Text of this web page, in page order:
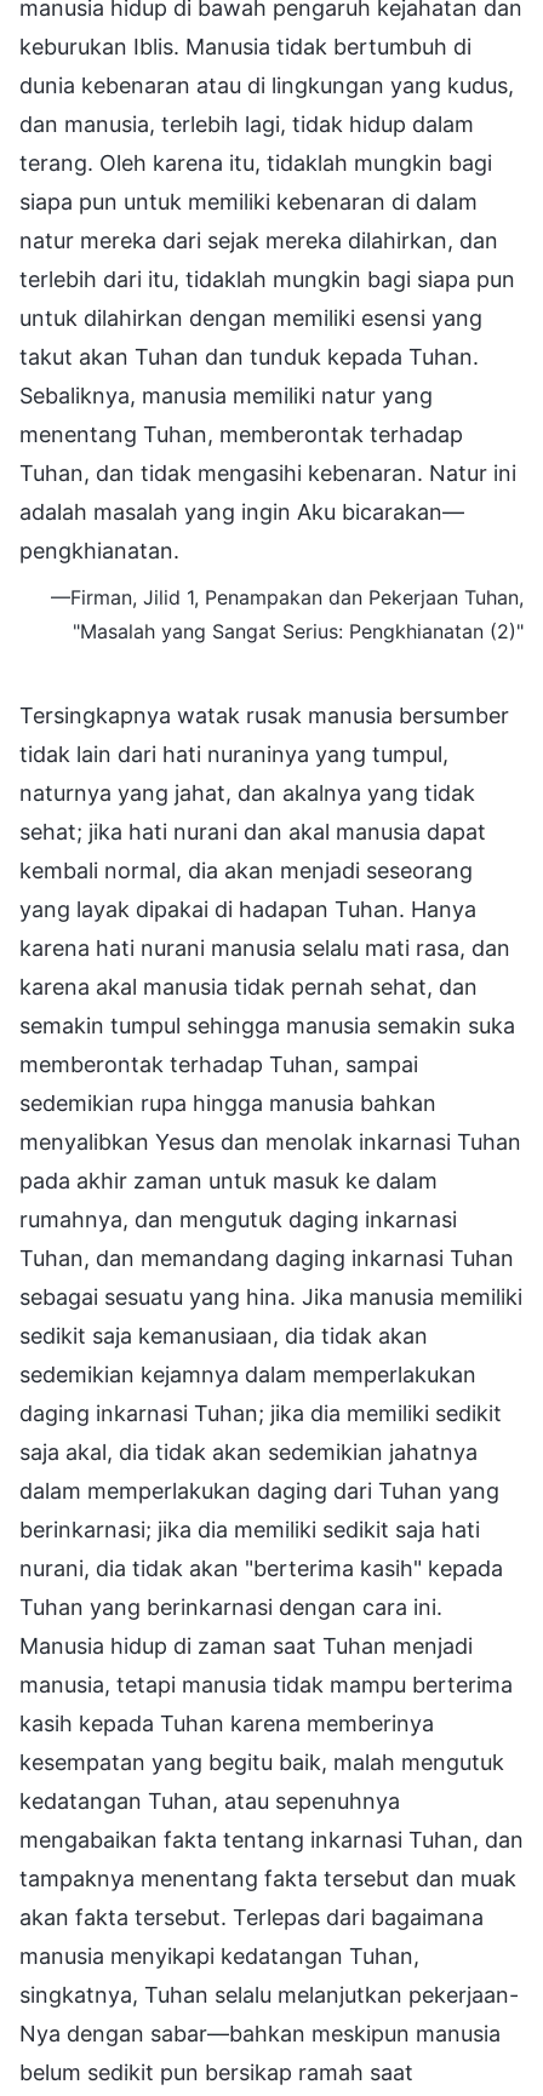
manusia hidup di bawah pengaruh kejahatan dan
keburukan Iblis. Manusia tidak bertumbuh di
dunia kebenaran atau di lingkungan yang kudus,
dan manusia, terlebih lagi, tidak hidup dalam
terang. Oleh karena itu, tidaklah mungkin bagi
siapa pun untuk memiliki kebenaran di dalam
natur mereka dari sejak mereka dilahirkan, dan
terlebih dari itu, tidaklah mungkin bagi siapa pun
untuk dilahirkan dengan memiliki esensi yang
takut akan Tuhan dan tunduk kepada Tuhan.
Sebaliknya, manusia memiliki natur yang
menentang Tuhan, memberontak terhadap
Tuhan, dan tidak mengasihi kebenaran. Natur ini
adalah masalah yang ingin Aku bicarakan—
pengkhianatan.
—Firman, Jilid 1, Penampakan dan Pekerjaan Tuhan,
"Masalah yang Sangat Serius: Pengkhianatan (2)"
Tersingkapnya watak rusak manusia bersumber
tidak lain dari hati nuraninya yang tumpul,
naturnya yang jahat, dan akalnya yang tidak
sehat; jika hati nurani dan akal manusia dapat
kembali normal, dia akan menjadi seseorang
yang layak dipakai di hadapan Tuhan. Hanya
karena hati nurani manusia selalu mati rasa, dan
karena akal manusia tidak pernah sehat, dan
semakin tumpul sehingga manusia semakin suka
memberontak terhadap Tuhan, sampai
sedemikian rupa hingga manusia bahkan
menyalibkan Yesus dan menolak inkarnasi Tuhan
pada akhir zaman untuk masuk ke dalam
rumahnya, dan mengutuk daging inkarnasi
Tuhan, dan memandang daging inkarnasi Tuhan
sebagai sesuatu yang hina. Jika manusia memiliki
sedikit saja kemanusiaan, dia tidak akan
sedemikian kejamnya dalam memperlakukan
daging inkarnasi Tuhan; jika dia memiliki sedikit
saja akal, dia tidak akan sedemikian jahatnya
dalam memperlakukan daging dari Tuhan yang
berinkarnasi; jika dia memiliki sedikit saja hati
nurani, dia tidak akan "berterima kasih" kepada
Tuhan yang berinkarnasi dengan cara ini.
Manusia hidup di zaman saat Tuhan menjadi
manusia, tetapi manusia tidak mampu berterima
kasih kepada Tuhan karena memberinya
kesempatan yang begitu baik, malah mengutuk
kedatangan Tuhan, atau sepenuhnya
mengabaikan fakta tentang inkarnasi Tuhan, dan
tampaknya menentang fakta tersebut dan muak
akan fakta tersebut. Terlepas dari bagaimana
manusia menyikapi kedatangan Tuhan,
singkatnya, Tuhan selalu melanjutkan pekerjaan-
Nya dengan sabar—bahkan meskipun manusia
belum sedikit pun bersikap ramah saat